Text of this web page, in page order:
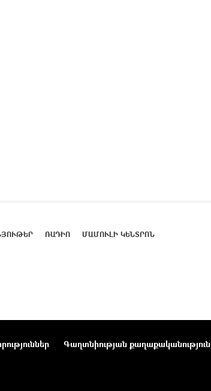
ՌԱԴԻՈ ՄԱՄՈՒԼԻ ԿԵՆՏՐՈՆ
Գաղտնիության քաղաքականություն